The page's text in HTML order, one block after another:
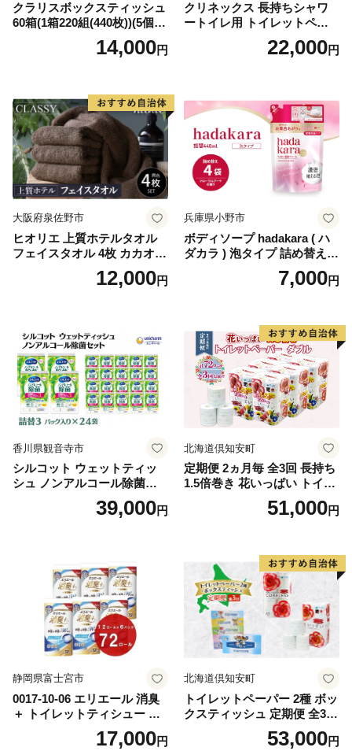
クラリスボックスティッシュ
60箱(1箱220組(440枚))(5個入
り×12セット)【1256759】
14,000円
クリネックス 長持ちシャワ
ートイレ用 トイレットペー
パー（ダブル）64ロール(8ロ
ール×8パック) 開成町 トイレ
蓄 防災 エコ 消耗品 生活雑貨
生活用品 無香料 トイレット
ペーパー ダブル といれっと
ぺーぱー トイレ クレシア ト
イレットペーパー [BDBH002
-1]
22,000円
大阪府泉佐野市
ヒオリエ 上質ホテルタオル
フェイスタオル 4枚 カカオ
【タオル 泉州タオル 吸水 普
段使い 無地 シンプル 日用品
12,000円
兵庫県小野市
ボディソープ hadakara ( ハ
ダカラ ) 泡タイプ 詰め替え 4
40ml×4袋 ボディーソープ 泡
ボディソープ 泡 日用品 消耗
泡石鹸 石鹸 兵庫 兵庫県 小野
7,000円
香川県観音寺市
シルコット ウェットティッ
シュ ノンアルコール除菌詰
替（43枚×3P）×24袋 日用品
おもちゃ 拭き取り 手拭き 外
39,000円
北海道倶知安町
定期便 2ヵ月毎 全3回 長持ち
1.5倍巻き 花いっぱい トイレ
ットペーパー ダブル 45ｍ 計
72ロール 全18種 花柄 プリン
ー 消耗品 備蓄 送料無料 北海
道 倶知安町 日用品
51,000円
静岡県富士宮市
0017-10-06 エリエール 消臭
＋ トイレットティシュー し
っかり香るフレッシュクリア
の香り ダブル 12ロール×6パ
17,000円
北海道倶知安町
トイレットペーパー 2種 ボッ
クスティッシュ 定期便 全3
回 日本製 まとめ買い 防災
常備品 日用雑貨 消耗品 生活
53,000円